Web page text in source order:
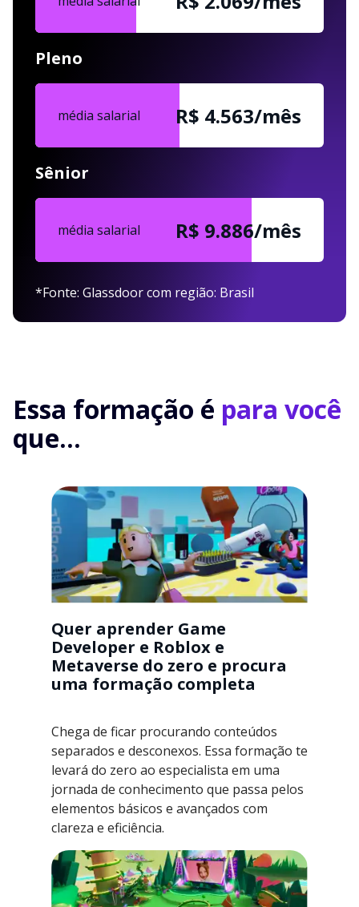
Pleno
média salarial R$ 4.563/mês
Sênior
média salarial R$ 9.886/mês
*Fonte: Glassdoor com região: Brasil
Essa formação é para você
que...
Quer aprender Game
Developer e Roblox e
Metaverse do zero e procura
uma formação completa
Chega de ficar procurando conteúdos
separados e desconexos. Essa formação te
levará do zero ao especialista em uma
jornada de conhecimento que passa pelos
elementos básicos e avançados com
clareza e eficiência.